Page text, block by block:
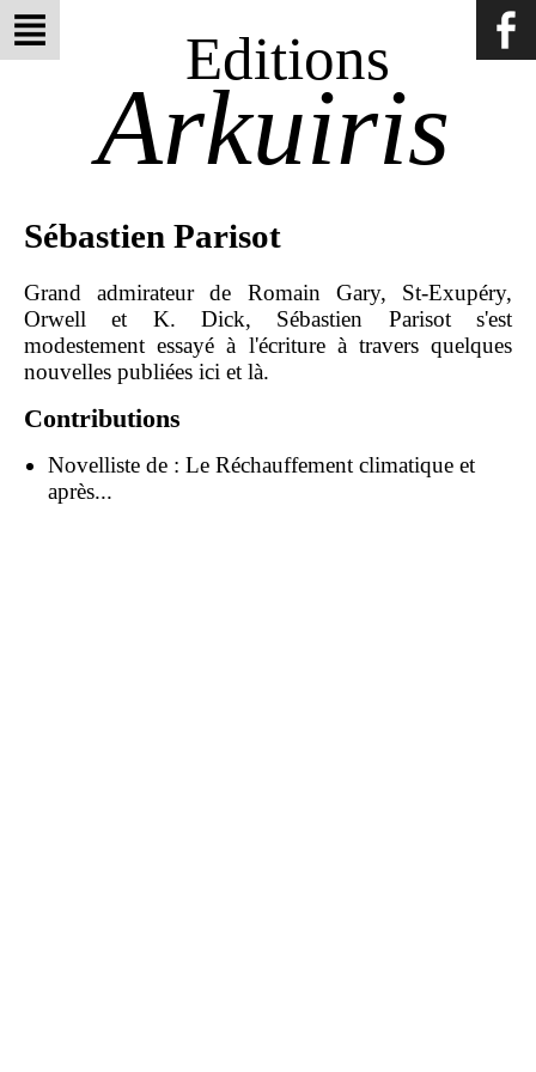
Editions
Arkuiris
Sébastien Parisot
Grand admirateur de Romain Gary, St-Exupéry,
Orwell et K. Dick, Sébastien Parisot s'est
modestement essayé à l'écriture à travers quelques
nouvelles publiées ici et là.
Contributions
Novelliste de : Le Réchauffement climatique et
après...